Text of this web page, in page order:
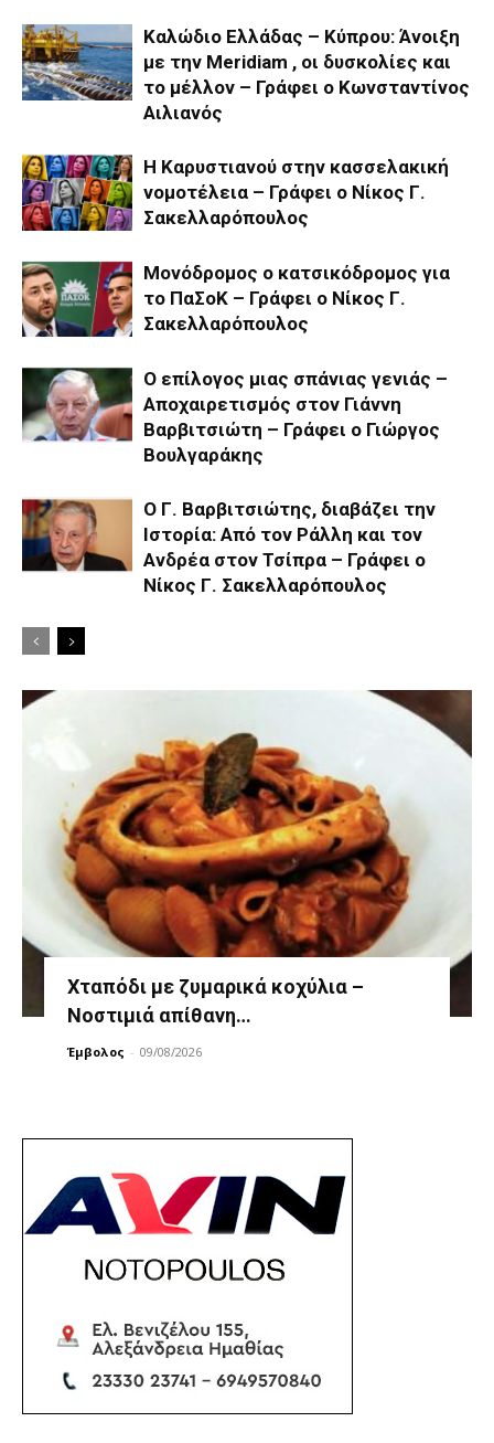
Καλώδιο Ελλάδας – Κύπρου: Άνοιξη
με την Meridiam , οι δυσκολίες και
το μέλλον – Γράφει ο Κωνσταντίνος
Αιλιανός
Η Καρυστιανού στην κασσελακική
νομοτέλεια – Γράφει ο Νίκος Γ.
Σακελλαρόπουλος
Μονόδρομος ο κατσικόδρομος για
το ΠαΣοΚ – Γράφει ο Νίκος Γ.
Σακελλαρόπουλος
Ο επίλογος μιας σπάνιας γενιάς –
Αποχαιρετισμός στον Γιάννη
Βαρβιτσιώτη – Γράφει ο Γιώργος
Βουλγαράκης
Ο Γ. Βαρβιτσιώτης, διαβάζει την
Ιστορία: Από τον Ράλλη και τον
Ανδρέα στον Τσίπρα – Γράφει ο
Νίκος Γ. Σακελλαρόπουλος
Χταπόδι με ζυμαρικά κοχύλια –
Νοστιμιά απίθανη…
Έμβολος - 09/08/2026